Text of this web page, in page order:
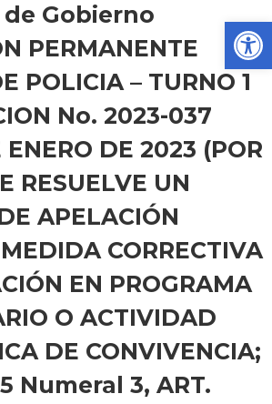
Gobierno
PERMANENTE
POLICIA – TURNO 1
No. 2023-037
DE 2023 (POR
RESUELVE UN
APELACIÓN
CORRECTIVA
EN PROGRAMA
O ACTIVIDAD
DE CONVIVENCIA;
Numeral 3, ART.